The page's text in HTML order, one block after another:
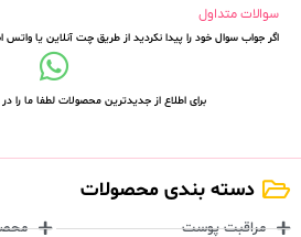
سوالات متداول
اگر جواب سوال خود را پیدا نکردید از طریق چت آنلاین یا واتس
برای اطلاع از جدیدترین محصولات لطفا ما را در
دسته بندی محصولات
مراقبت پوست